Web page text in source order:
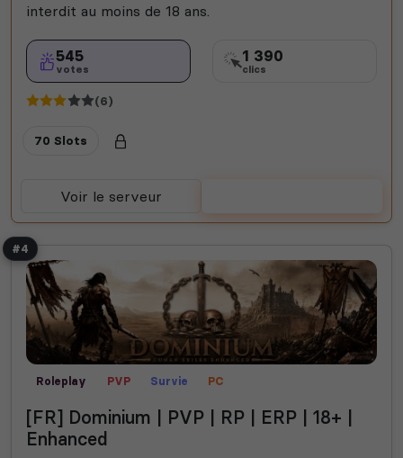
interdit au moins de 18 ans.
545
votes
1 390
clics
(6)
70 Slots
Voir le serveur
#4
Roleplay PVP Survie PC
[FR] Dominium | PVP | RP | ERP | 18+ |
Enhanced